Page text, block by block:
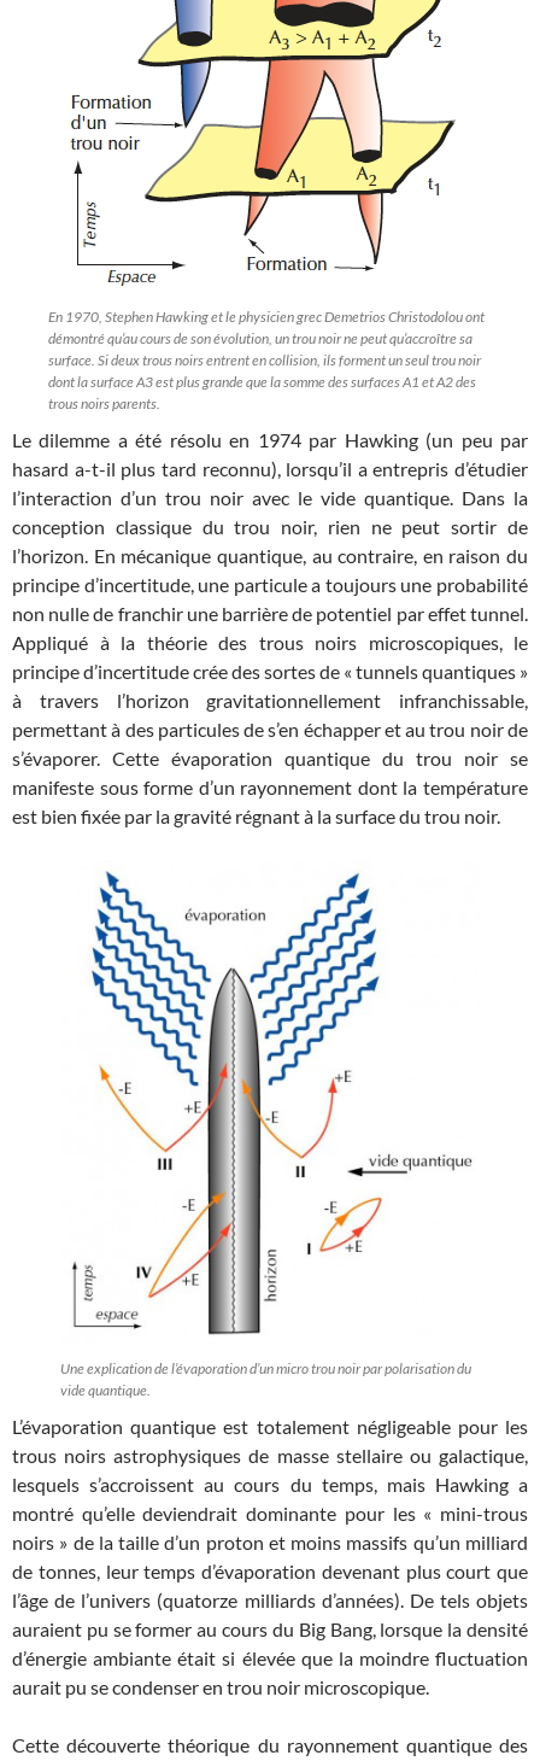
En 1970, Stephen Hawking et le physicien grec Demetrios Christodolou ont
démontré qu’au cours de son évolution, un trou noir ne peut qu’accroître sa
surface. Si deux trous noirs entrent en collision, ils forment un seul trou noir
dont la surface A3 est plus grande que la somme des surfaces A1 et A2 des
trous noirs parents.
Le dilemme a été résolu en 1974 par Hawking (un peu par
hasard a-t-il plus tard reconnu), lorsqu’il a entrepris d’étudier
l’interaction d’un trou noir avec le vide quantique. Dans la
conception classique du trou noir, rien ne peut sortir de
l’horizon. En mécanique quantique, au contraire, en raison du
principe d’incertitude, une particule a toujours une probabilité
non nulle de franchir une barrière de potentiel par effet tunnel.
Appliqué à la théorie des trous noirs microscopiques, le
principe d’incertitude crée des sortes de « tunnels quantiques »
à travers l’horizon gravitationnellement infranchissable,
permettant à des particules de s’en échapper et au trou noir de
s’évaporer. Cette évaporation quantique du trou noir se
manifeste sous forme d’un rayonnement dont la température
est bien fixée par la gravité régnant à la surface du trou noir.
Une explication de l’évaporation d’un micro trou noir par polarisation du
vide quantique.
L’évaporation quantique est totalement négligeable pour les
trous noirs astrophysiques de masse stellaire ou galactique,
lesquels s’accroissent au cours du temps, mais Hawking a
montré qu’elle deviendrait dominante pour les « mini-trous
noirs » de la taille d’un proton et moins massifs qu’un milliard
de tonnes, leur temps d’évaporation devenant plus court que
l’âge de l’univers (quatorze milliards d’années). De tels objets
auraient pu se former au cours du Big Bang, lorsque la densité
d’énergie ambiante était si élevée que la moindre fluctuation
aurait pu se condenser en trou noir microscopique.
Cette découverte théorique du rayonnement quantique des